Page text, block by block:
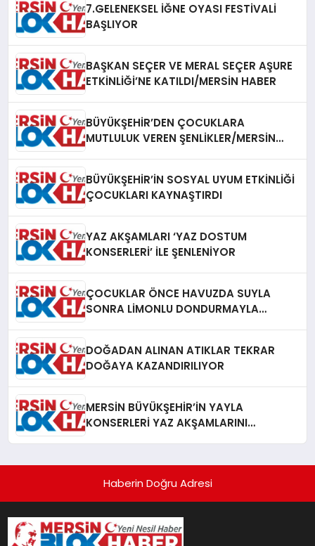
7.GELENEKSEL İĞNE OYASI FESTİVALİ
BAŞLIYOR
BAŞKAN SEÇER VE MERAL SEÇER AŞURE
ETKİNLİĞİ’NE KATILDI/MERSİN HABER
BÜYÜKŞEHİR’DEN ÇOCUKLARA
MUTLULUK VEREN ŞENLİKLER/MERSİN
BÜYÜKŞEHİR’İN SOSYAL UYUM ETKİNLİĞİ
ÇOCUKLARI KAYNAŞTIRDI
YAZ AKŞAMLARI ‘YAZ DOSTUM
KONSERLERİ’ İLE ŞENLENİYOR
ÇOCUKLAR ÖNCE HAVUZDA SUYLA
SONRA LİMONLU DONDURMAYLA
DOĞADAN ALINAN ATIKLAR TEKRAR
DOĞAYA KAZANDIRILIYOR
MERSİN BÜYÜKŞEHİR’İN YAYLA
KONSERLERİ YAZ AKŞAMLARINI
Haberin Doğru Adresi